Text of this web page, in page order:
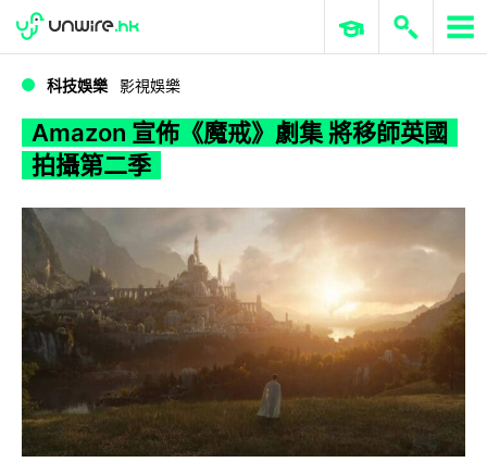
WWDC 2026 ERP 與商業 AI
科技娛樂 影視娛樂
Amazon 宣佈《魔戒》劇集 將移師英國
拍攝第二季